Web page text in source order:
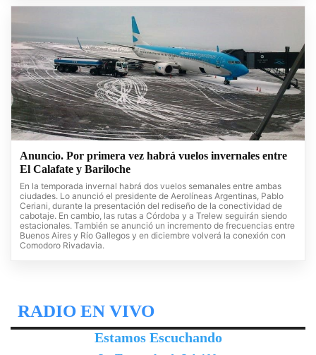
Anuncio. Por primera vez habrá vuelos invernales entre
El Calafate y Bariloche
En la temporada invernal habrá dos vuelos semanales entre ambas
ciudades. Lo anunció el presidente de Aerolíneas Argentinas, Pablo
Ceriani, durante la presentación del rediseño de la conectividad de
cabotaje. En cambio, las rutas a Córdoba y a Trelew seguirán siendo
estacionales. También se anunció un incremento de frecuencias entre
Buenos Aires y Río Gallegos y en diciembre volverá la conexión con
Comodoro Rivadavia.
RADIO EN VIVO
Estamos Escuchando